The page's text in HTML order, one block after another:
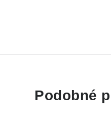
Podobné